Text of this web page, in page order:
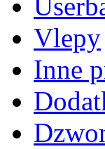
Vlepy
Inne